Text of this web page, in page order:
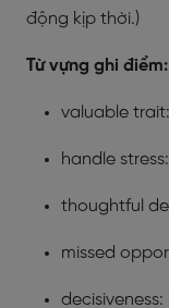
động kịp thời.)
Từ vựng ghi điểm:
valuable
handle
thoughtful
missed